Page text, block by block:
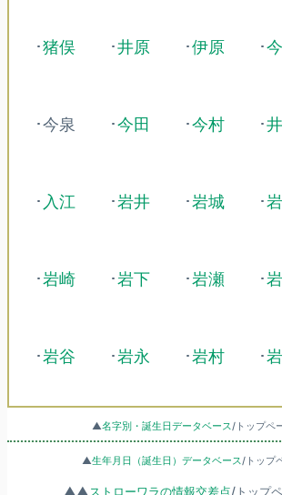
･猪俣 ･井原 ･伊原 ･
･今泉 ･今田 ･今村 ･
･ 入江 ･岩井 ･岩城 ･
･岩崎 ･岩下 ･岩瀬 ･
･岩谷 ･岩永 ･岩村 ･
▲名字別・誕生日データベース/トップペ
▲生年月日（誕生日）データベース/トップ
▲▲ストローワラの情報交差点/トップ